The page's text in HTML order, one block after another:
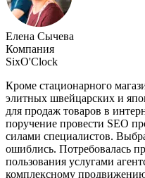
Елена Сычева
Компания
SixO'Clock
Кроме стационарного
элитных швейцарских и
для продаж товаров в
поручение провести SEO
силами специалистов.
ошиблись. Потребовалась
пользования услугами
комплексному